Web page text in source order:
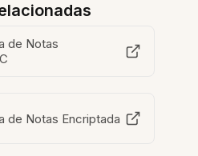
de Notas
de Notas Encriptada